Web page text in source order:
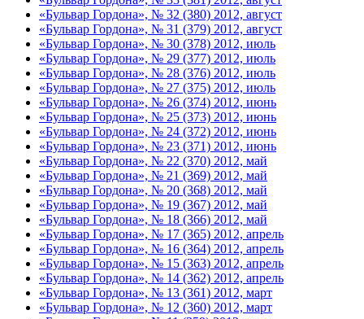
«Бульвар Гордона», № 32 (380) 2012, август
«Бульвар Гордона», № 31 (379) 2012, август
«Бульвар Гордона», № 30 (378) 2012, июль
«Бульвар Гордона», № 29 (377) 2012, июль
«Бульвар Гордона», № 28 (376) 2012, июль
«Бульвар Гордона», № 27 (375) 2012, июль
«Бульвар Гордона», № 26 (374) 2012, июнь
«Бульвар Гордона», № 25 (373) 2012, июнь
«Бульвар Гордона», № 24 (372) 2012, июнь
«Бульвар Гордона», № 23 (371) 2012, июнь
«Бульвар Гордона», № 22 (370) 2012, май
«Бульвар Гордона», № 21 (369) 2012, май
«Бульвар Гордона», № 20 (368) 2012, май
«Бульвар Гордона», № 19 (367) 2012, май
«Бульвар Гордона», № 18 (366) 2012, май
«Бульвар Гордона», № 17 (365) 2012, апрель
«Бульвар Гордона», № 16 (364) 2012, апрель
«Бульвар Гордона», № 15 (363) 2012, апрель
«Бульвар Гордона», № 14 (362) 2012, апрель
«Бульвар Гордона», № 13 (361) 2012, март
«Бульвар Гордона», № 12 (360) 2012, март